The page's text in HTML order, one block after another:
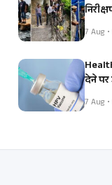
7 Aug
देने पर
7 Aug